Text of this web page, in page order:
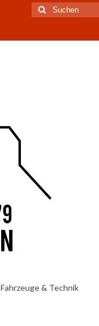
Suchen
nach:
Fahrzeuge & Technik